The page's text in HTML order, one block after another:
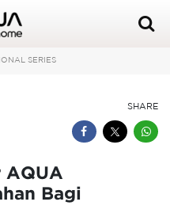
SERIES
SHARE
AQUA
Bagi